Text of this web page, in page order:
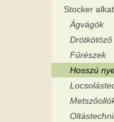
Stocker
Ágvágók
Fűrészek
Hosszú